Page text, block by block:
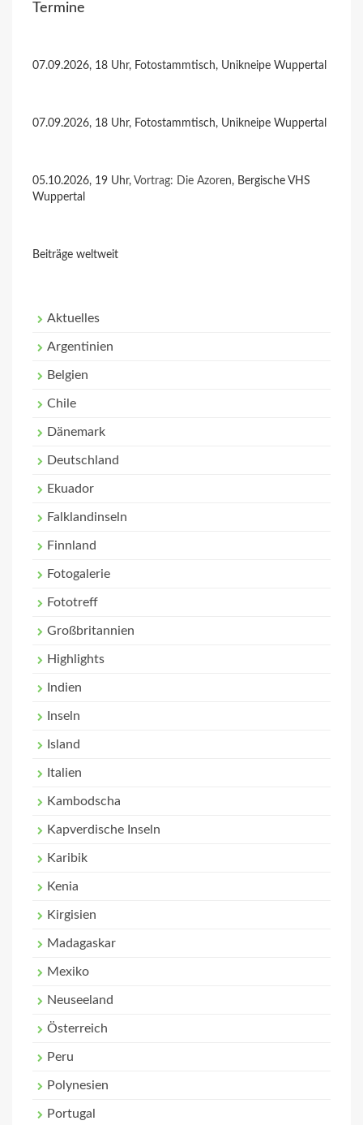
Termine
07.09.2026, 18 Uhr, Fotostammtisch, Unikneipe Wuppertal
07.09.2026, 18 Uhr, Fotostammtisch, Unikneipe Wuppertal
05.10.2026, 19 Uhr, Vortrag: Die Azoren, Bergische VHS
Wuppertal
Beiträge weltweit
Aktuelles
Argentinien
Belgien
Chile
Dänemark
Deutschland
Ekuador
Falklandinseln
Finnland
Fotogalerie
Fototreff
Großbritannien
Highlights
Indien
Inseln
Island
Italien
Kambodscha
Kapverdische Inseln
Karibik
Kenia
Kirgisien
Madagaskar
Mexiko
Neuseeland
Österreich
Peru
Polynesien
Portugal